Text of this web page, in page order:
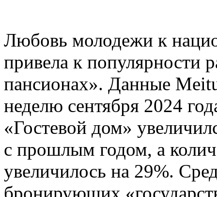
Любовь молодежи к
привела к популярности
пансионах». Данные
неделю сентября 2024
«Гостевой дом»
с прошлым годом, а
увеличилось на 29%.
бронирующих